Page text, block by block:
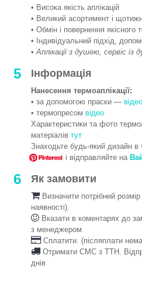
• Висока якість аплікацій
• Великий асортимент і
• Обмін і повернення якісного
• Індивідуальний підхід,
•Аплікації з душею, сервіс із
5 Інформація
Нанесення термоаплікації:
• за допомогою праски — відео
• термопресом відео
Характеристики та фото
матеріалів тут
Знаходьте будь-який дизайн
і відправляйте на
6 Як замовити
Визначити потрібний розмір
наявності).
Вказати в коментарях до
з менеджером
Сплатити. (післяплати
Отримати СМС з ТТН.
днів